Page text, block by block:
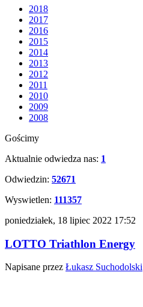
2018
2017
2016
2015
2014
2013
2012
2011
2010
2009
2008
Gościmy
Aktualnie odwiedza nas: 1
Odwiedzin: 52671
Wyswietlen: 111357
poniedziałek, 18 lipiec 2022 17:52
LOTTO Triathlon Energy
Napisane przez Łukasz Suchodolski